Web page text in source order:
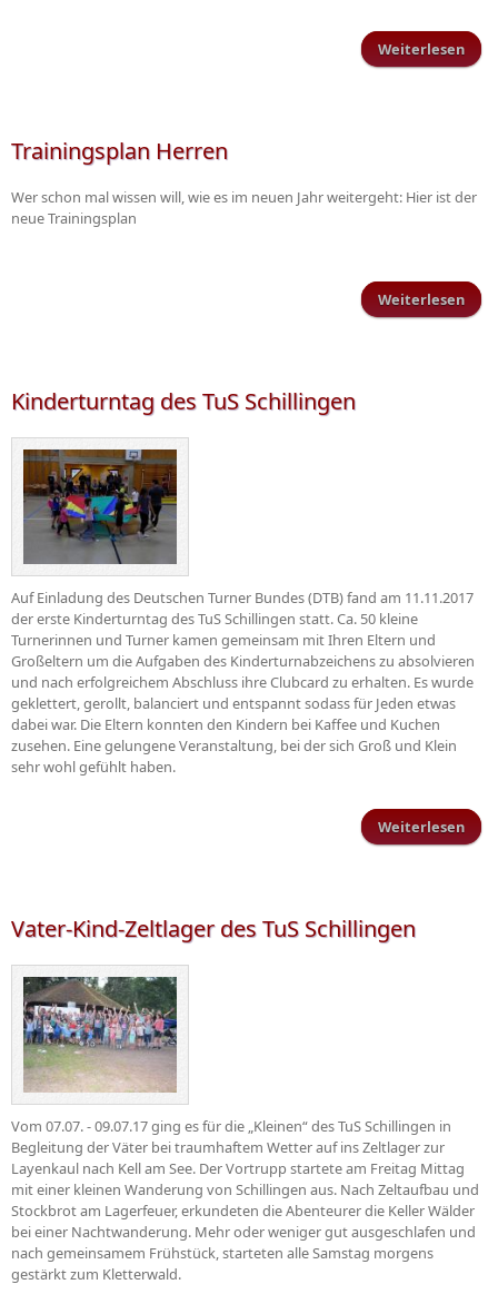
Weiterlesen
Trainingsplan Herren
Wer schon mal wissen will, wie es im neuen Jahr weitergeht: Hier ist der
neue Trainingsplan
Weiterlesen
Kinderturntag des TuS Schillingen
Auf Einladung des Deutschen Turner Bundes (DTB) fand am 11.11.2017
der erste Kinderturntag des TuS Schillingen statt. Ca. 50 kleine
Turnerinnen und Turner kamen gemeinsam mit Ihren Eltern und
Großeltern um die Aufgaben des Kinderturnabzeichens zu absolvieren
und nach erfolgreichem Abschluss ihre Clubcard zu erhalten. Es wurde
geklettert, gerollt, balanciert und entspannt sodass für Jeden etwas
dabei war. Die Eltern konnten den Kindern bei Kaffee und Kuchen
zusehen. Eine gelungene Veranstaltung, bei der sich Groß und Klein
sehr wohl gefühlt haben.
Weiterlesen
Vater-Kind-Zeltlager des TuS Schillingen
Vom 07.07. - 09.07.17 ging es für die „Kleinen“ des TuS Schillingen in
Begleitung der Väter bei traumhaftem Wetter auf ins Zeltlager zur
Layenkaul nach Kell am See. Der Vortrupp startete am Freitag Mittag
mit einer kleinen Wanderung von Schillingen aus. Nach Zeltaufbau und
Stockbrot am Lagerfeuer, erkundeten die Abenteurer die Keller Wälder
bei einer Nachtwanderung. Mehr oder weniger gut ausgeschlafen und
nach gemeinsamem Frühstück, starteten alle Samstag morgens
gestärkt zum Kletterwald.